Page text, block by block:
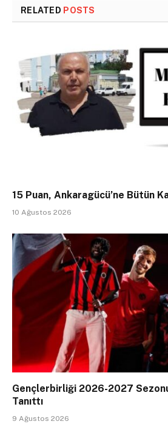
RELATED POSTS
15 Puan, Ankaragücü’ne Bütün
10 Ağustos 2026
Gençlerbirliği 2026-2027
Tanıttı
9 Ağustos 2026